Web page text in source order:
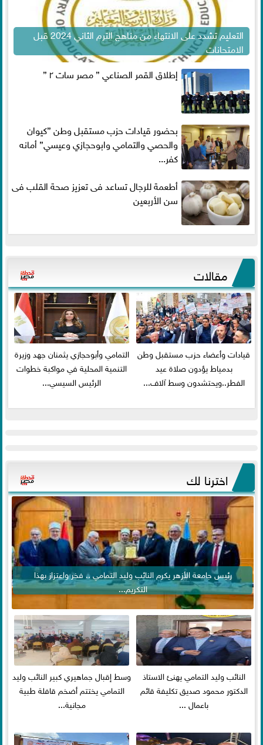
التعليم تشدد على الانتهاء من مناهج الترم الثاني 2024 قبل
الامتحانات
إطلاق القمر الصناعي ” مصر سات ٢ ”
بحضور قيادات حزب مستقبل وطن ”كيوان
والحصي والتمامي وابوحجازي وعيسي” أمانه
كفر...
أطعمة للرجال تساعد فى تعزيز صحة القلب فى
سن الأربعين
مقالات
قيادات وأعضاء حزب مستقبل وطن
بدمياط يؤدون صلاة عيد
الفطر..ويحتشدون وسط آلاف...
التمامي وأبوحجازي يثمنان جهد وزيرة
التنمية المحلية في مواكبة خطوات
الرئيس السيسي...
اخترنا لك
رئيس جامعة الأزهر يكرم النائب وليد التمامي .. فخر واعتزاز بهذا
التكريم...
النائب وليد التمامي يهنئ الاستاذ
الدكتور محمود صديق تكليفة قائم
باعمال ...
وسط إقبال جماهيري كبير النائب وليد
التمامي يختتم أضخم قافلة طبية
مجانية...